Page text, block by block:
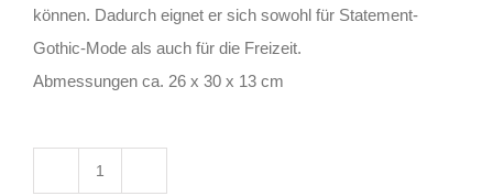
können. Dadurch eignet er sich sowohl für Statement-
Gothic-Mode als auch für die Freizeit.
Abmessungen ca. 26 x 30 x 13 cm